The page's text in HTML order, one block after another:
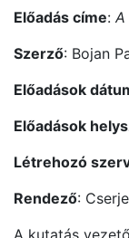
Előadás címe: A
Szerző: Bojan
Előadások
Előadások
Létrehozó
Rendező:
A kutatás